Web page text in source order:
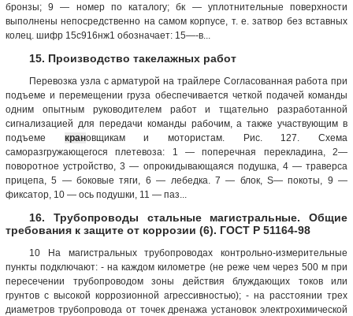
бронзы; 9 — номер по каталогу; бк — уплотнительные поверхности
выполнены непосредственно на самом корпусе, т. е. затвор без вставных
колец. шифр 15с916нж1 обозначает: 15—-в...
15. Производство такелажных работ
Перевозка узла с арматурой на трайлере Согласованная работа при
подъеме и перемещении груза обеспечивается четкой подачей команды
одним опытным руководителем работ и тщательно разработанной
сигнализацией для передачи команды рабочим, а также участвующим в
подъеме крановщикам и мотористам. Рис. 127. Схема
саморазгружающегося плетевоза: 1 — поперечная перекладина, 2—
поворотное устройство, 3 — опрокидывающаяся подушка, 4 — траверса
прицепа, 5 — боковые тяги, 6 — лебедка. 7 — блок, S— покоты, 9 —
фиксатор, 10 — ось подушки, 11 — паз...
16. Трубопроводы стальные магистральные. Общие
требования к защите от коррозии (6). ГОСТ Р 51164-98
10 На магистральных трубопроводах контрольно-измерительные
пункты подключают: - на каждом километре (не реже чем через 500 м при
пересечении трубопроводом зоны действия блуждающих токов или
грунтов с высокой коррозионной агрессивностью); - на расстоянии трех
диаметров трубопровода от точек дренажа установок электрохимической